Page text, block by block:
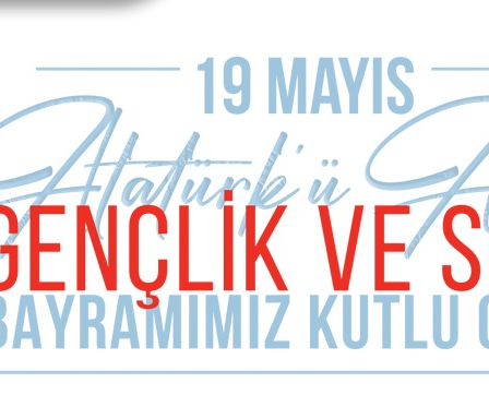
Telefon (zorunlu değil)
Yorumunuz